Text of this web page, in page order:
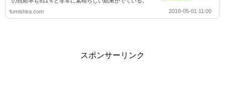
fumishira.com
2018-05-01 11:00
スポンサーリンク